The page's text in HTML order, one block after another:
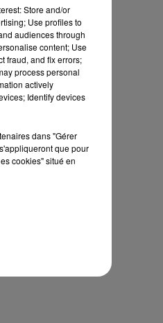
Store and/or
Use profiles to
audiences through
content; Use
fraud, and fix errors;
process personal
actively
Identify devices
dans "Gérer
que pour
cookies" situé en